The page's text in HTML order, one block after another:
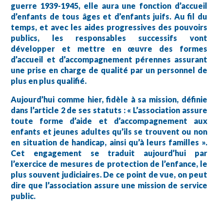
guerre 1939-1945, elle aura une fonction d’accueil
d’enfants de tous âges et d’enfants juifs. Au fil du
temps, et avec les aides progressives des pouvoirs
publics, les responsables successifs vont
développer et mettre en œuvre des formes
d’accueil et d’accompagnement pérennes assurant
une prise en charge de qualité par un personnel de
plus en plus qualifié.
Aujourd’hui comme hier, fidèle à sa mission, définie
dans l’article 2 de ses statuts : « L’association assure
toute forme d’aide et d’accompagnement aux
enfants et jeunes adultes qu’ils se trouvent ou non
en situation de handicap, ainsi qu’à leurs familles ».
Cet engagement se traduit aujourd’hui par
l’exercice de mesures de protection de l’enfance, le
plus souvent judiciaires. De ce point de vue, on peut
dire que l’association assure une mission de service
public.